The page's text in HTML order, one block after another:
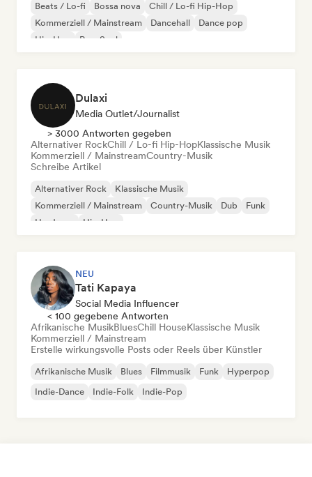
Beats / Lo-fi Bossa nova
Chill / Lo-fi Hip-Hop
Kommerziell / Mainstream
Dancehall
Dance pop
Hip-Hop
Pop-Soul
Dulaxi
Media Outlet/Journalist
> 3000 Antworten gegeben
Alternativer RockChill / Lo-fi Hip-HopKlassische Musik
Kommerziell / MainstreamCountry-Musik
Schreibe Artikel
Alternativer Rock
Klassische Musik
Kommerziell / Mainstream
Country-Musik Dub
Funk
Hardcore
Hip-Hop
NEU
Tati Kapaya
Social Media Influencer
< 100 gegebene Antworten
Afrikanische MusikBluesChill HouseKlassische Musik
Kommerziell / Mainstream
Erstelle wirkungsvolle Posts oder Reels über Künstler
Afrikanische Musik Blues Filmmusik Funk
Hyperpop
Indie-Dance
Indie-Folk Indie-Pop